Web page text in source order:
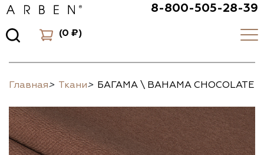
8-800-505-28-39
(0 ₽)
Главная> Ткани> БАГАМА \ BAHAMA CHOCOLATE